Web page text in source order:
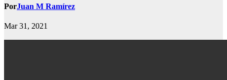
PorJuan M Ramírez
Mar 31, 2021